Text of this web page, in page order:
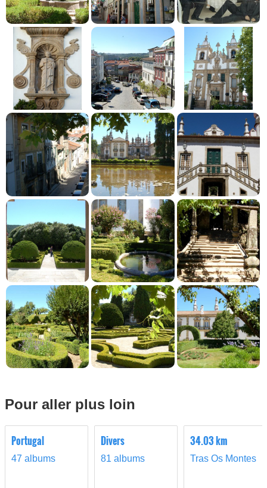
Pour aller plus loin
Portugal
47 albums
Divers
81 albums
34.03 km
Tras Os Montes